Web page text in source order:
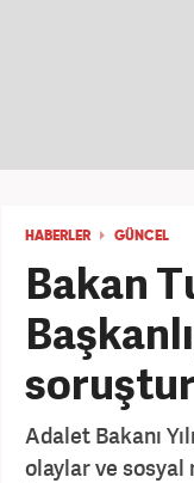
HABERLER GÜNCEL
Bakan
Adalet Bakanı
olaylar ve sosyal